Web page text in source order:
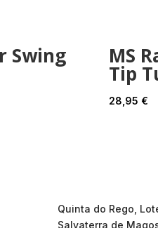
Swing MS
Tip
28,95 €
Quinta do Rego,
Salvaterra de